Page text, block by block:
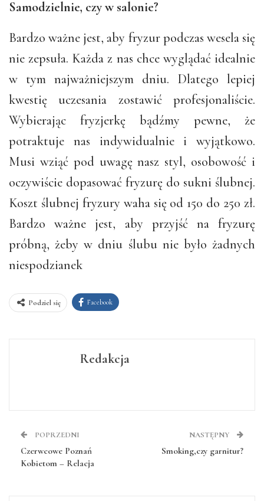
Samodzielnie, czy w salonie?
Bardzo ważne jest, aby fryzur podczas wesela się
nie zepsuła. Każda z nas chce wyglądać idealnie
w tym najważniejszym dniu. Dlatego lepiej
kwestię uczesania zostawić profesjonaliście.
Wybierając fryzjerkę bądźmy pewne, że
potraktuje nas indywidualnie i wyjątkowo.
Musi wziąć pod uwagę nasz styl, osobowość i
oczywiście dopasować fryzurę do sukni ślubnej.
Koszt ślubnej fryzury waha się od 150 do 250 zł.
Bardzo ważne jest, aby przyjść na fryzurę
próbną, żeby w dniu ślubu nie było żadnych
niespodzianek
Podziel się Facebook
Redakcja
POPRZEDNI
Czerwcowe Poznań
Kobietom – Relacja
NASTĘPNY
Smoking,czy garnitur?